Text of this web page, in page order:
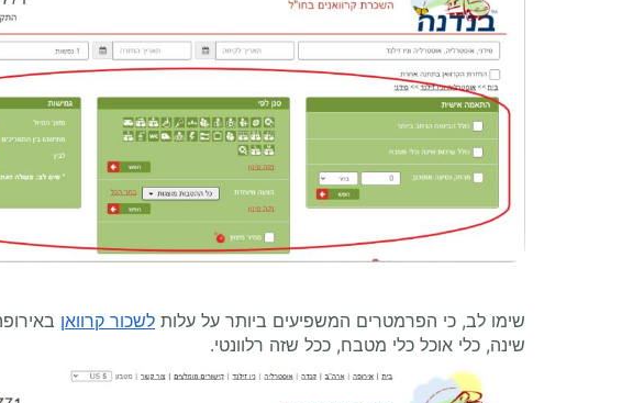
שימו לב, כי הפרמטרים המשפיעים ביותר על עלות לשכור קרוואן
שינה, כלי אוכל כלי מטבח, ככל שזה רלוונטי.